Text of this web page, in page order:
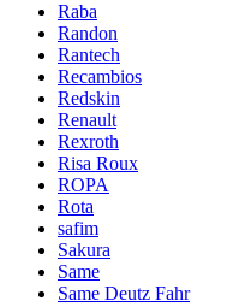
Raba
Randon
Rantech
Recambios
Redskin
Renault
Rexroth
Risa Roux
ROPA
Rota
safim
Sakura
Same
Same Deutz Fahr